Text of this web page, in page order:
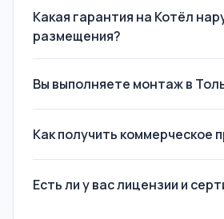
Какая гарантия на Котёл
размещения?
Вы выполняете монтаж в
Как получить коммерческое
Есть ли у вас лицензии и